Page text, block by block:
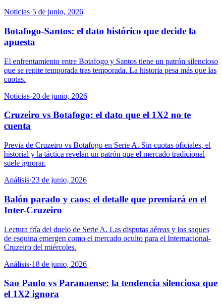
Noticias·5 de junio, 2026
Botafogo-Santos: el dato histórico que decide la
apuesta
El enfrentamiento entre Botafogo y Santos tiene un patrón silencioso
que se repite temporada tras temporada. La historia pesa más que las
cuotas.
Noticias·20 de junio, 2026
Cruzeiro vs Botafogo: el dato que el 1X2 no te
cuenta
Previa de Cruzeiro vs Botafogo en Serie A. Sin cuotas oficiales, el
historial y la táctica revelan un patrón que el mercado tradicional
suele ignorar.
Análisis·23 de junio, 2026
Balón parado y caos: el detalle que premiará en el
Inter-Cruzeiro
Lectura fría del duelo de Serie A. Las disputas aéreas y los saques
de esquina emergen como el mercado oculto para el Internacional-
Cruzeiro del miércoles.
Análisis·18 de junio, 2026
Sao Paulo vs Paranaense: la tendencia silenciosa que
el 1X2 ignora